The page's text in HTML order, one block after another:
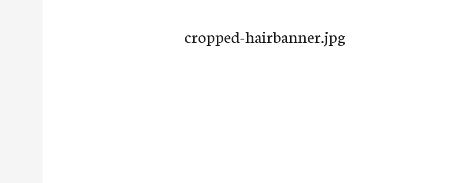
cropped-hairbanner.jpg